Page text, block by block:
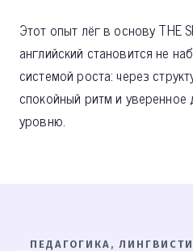
Этот опыт лёг в основу THE
английский становится не
системой роста: через
спокойный ритм и
уровню.
ПЕДАГОГИКА,